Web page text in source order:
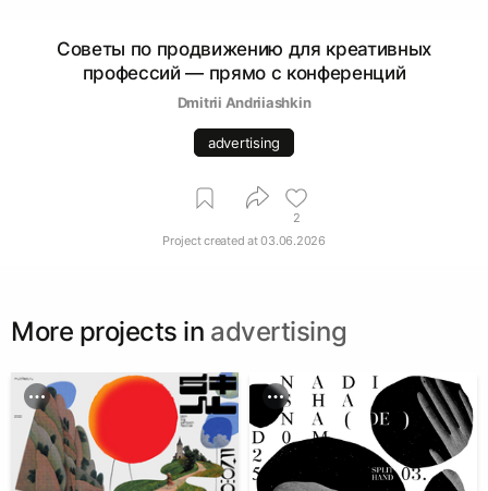
Советы по продвижению для креативных
профессий — прямо с конференций
Dmitrii Аndriiashkin
advertising
2
Project created at03.06.2026
More projects in advertising